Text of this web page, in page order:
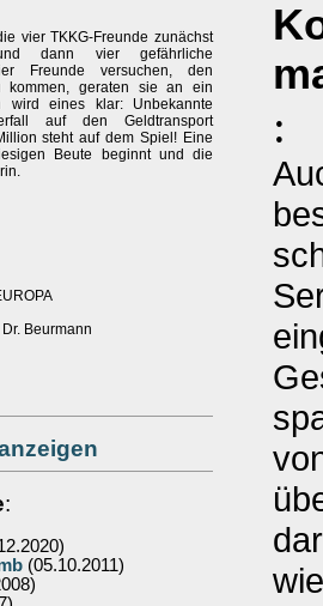
vier TKKG-Freunde zunächst
dann vier gefährliche
Freunde versuchen, den
kommen, geraten sie an ein
wird eines klar: Unbekannte
auf den Geldtransport
steht auf dem Spiel! Eine
Beute beginnt und die
Dr. Beurmann
:
(05.10.2011)
: